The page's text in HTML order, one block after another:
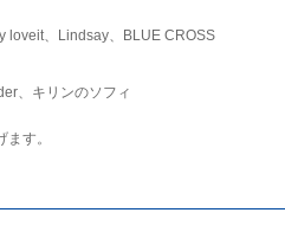
loveit、Lindsay、BLUE CROSS
、キリンのソフィ
す。